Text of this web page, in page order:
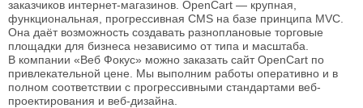
заказчиков интернет-магазинов. OpenCart — крупная,
функциональная, прогрессивная CMS на базе принципа MVC.
Она даёт возможность создавать разноплановые торговые
площадки для бизнеса независимо от типа и масштаба.
В компании «Веб Фокус» можно заказать сайт OpenCart по
привлекательной цене. Мы выполним работы оперативно и в
полном соответствии с прогрессивными стандартами веб-
проектирования и веб-дизайна.